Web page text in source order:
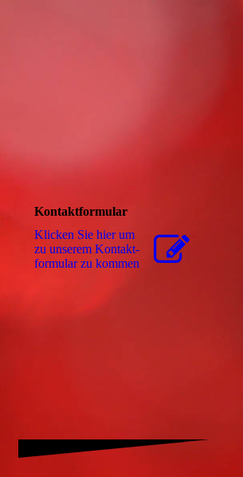
Kontaktformular
Klicken Sie hier um
zu unserem Kon­takt­
for­mu­lar zu kommen